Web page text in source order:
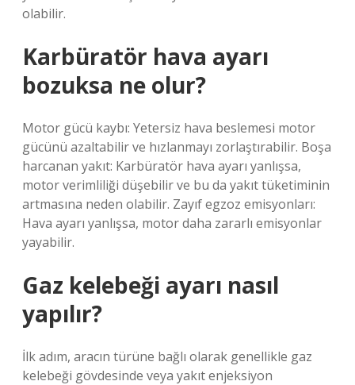
olabilir.
Karbüratör hava ayarı
bozuksa ne olur?
Motor gücü kaybı: Yetersiz hava beslemesi motor
gücünü azaltabilir ve hızlanmayı zorlaştırabilir. Boşa
harcanan yakıt: Karbüratör hava ayarı yanlışsa,
motor verimliliği düşebilir ve bu da yakıt tüketiminin
artmasına neden olabilir. Zayıf egzoz emisyonları:
Hava ayarı yanlışsa, motor daha zararlı emisyonlar
yayabilir.
Gaz kelebeği ayarı nasıl
yapılır?
İlk adım, aracın türüne bağlı olarak genellikle gaz
kelebeği gövdesinde veya yakıt enjeksiyon